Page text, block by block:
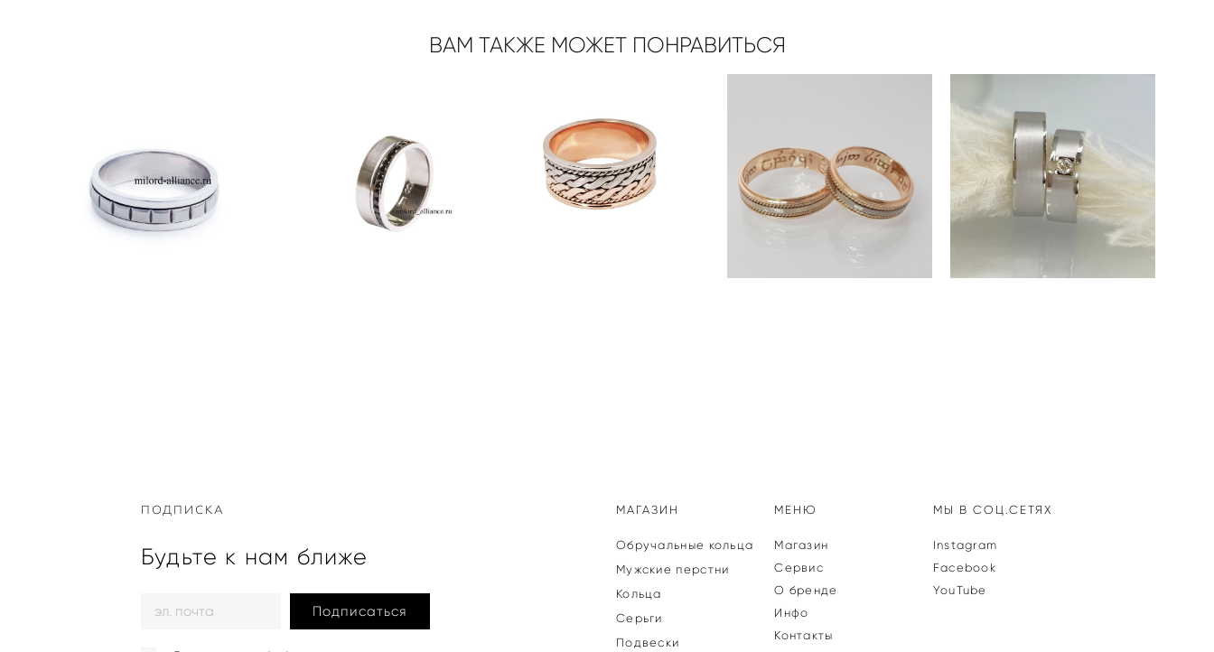
ВАМ ТАКЖЕ МОЖЕТ ПОНРАВИТЬСЯ
ОБРУЧАЛЬНОЕ КОЛЬЦО
М500143
от 34 891 pуб.
ОБРУЧАЛЬНОЕ КОЛЬЦО
N500480
от 85 257 pуб.
ОБРУЧАЛЬНОЕ КОЛЬЦО
N780964
от 55 033 pуб.
ОБРУЧАЛЬНЫЕ КОЛЬЦА
N600915
от 45 000 pуб.
ОБРУЧАЛЬНЫЕ КОЛЬЦА
MILORD N640657
0 pуб.
ПОДПИСКА
Будьте к нам ближе
Подписаться
МАГАЗИН
Обручальные кольца
Мужские перстни
Кольца
Серьги
Подвески
МЕНЮ
Магазин
Сервис
О бренде
Инфо
Контакты
МЫ В СОЦ.СЕТЯХ
Instagram
Facebook
YouTube